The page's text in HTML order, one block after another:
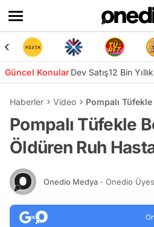
Güncel KonularDev Satış12 Bin
Haberler Video Pompalı
Pompalı Tüfekle
Öldüren Ruh
Onedio Medya - Onedio